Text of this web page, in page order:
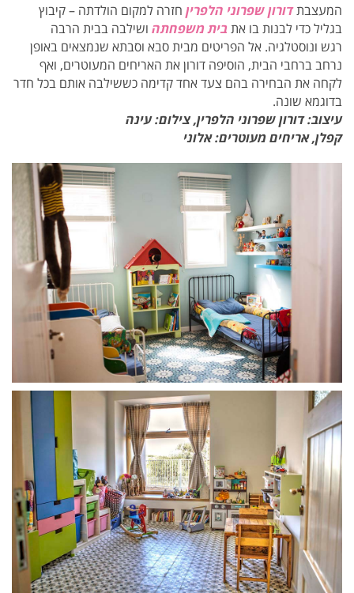
המעצבתדורון שפרוני הלפרין חזרה למקום הולדתה – קיבוץ
בגליל כדי לבנות בו את בית משפחתה ושילבה בבית הרבה
רגש ונוסטלגיה. אל הפריטים מבית סבא וסבתא שנמצאים באופן
נרחב ברחבי הבית, הוסיפה דורון את האריחים המעוטרים, ואף
לקחה את הבחירה בהם צעד אחד קדימה כששילבה אותם בכל חדר
בדוגמא שונה.
עיצוב: דורון שפרוני הלפרין,צילום: עינה
קפלן, אריחים מעוטרים: אלוני